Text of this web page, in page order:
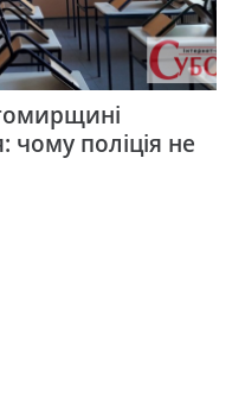
поліція не